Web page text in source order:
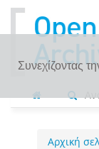
Συνεχίζοντας
Αρχική